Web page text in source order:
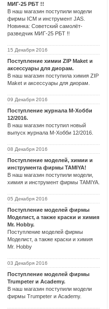
МИГ-25 РБТ !!
В наш магазин поступили модели
фирмы ICM и инструмент JAS.
Новинка: Советский самолёт-
разведчик МИГ-25 РБТ !!
15 Декабря 2016
Поступление химии ZIP Maket и
аксессуары для диорам.
В наш магазин поступила химия ZIP
Maket и аксессуары для диорам.
09 Декабря 2016
Поступление журнала М-Хобби
12/2016.
В наш магазин поступил новый
выпуск журнала М-Хобби 12/2016.
08 Декабря 2016
Поступление моделей, химии и
инструмента фирмы TAMIYA!
В наш магазин поступили модели,
химия и инструмент фирмы TAMIYA.
05 Декабря 2016
Поступление моделей фирмы
Моделист, а также краски и химия
Mr. Hobby.
Поступление моделей фирмы
Моделист, а также краски и химия
Mr. Hobby
03 Декабря 2016
Поступление моделей фирмы
Trumpeter и Academy.
В наш магазин поступили модели
фирмы Trumpeter и Academy.